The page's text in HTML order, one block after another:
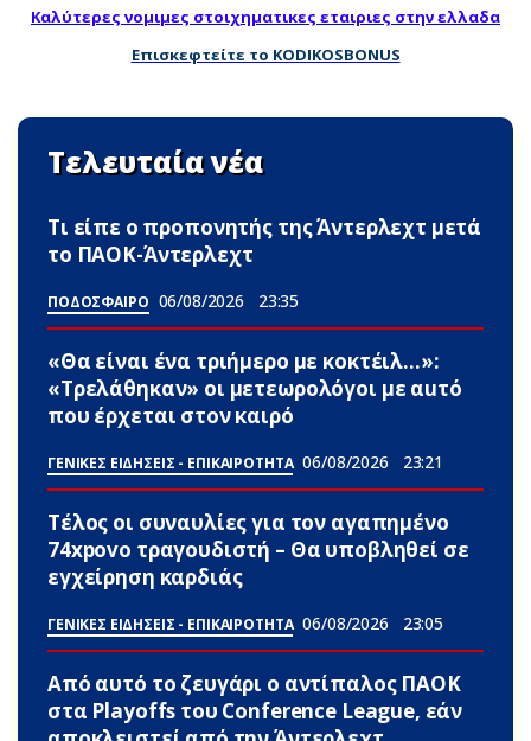
Καλύτερες νομιμες στοιχηματικες εταιριες στην ελλαδα
Επισκεφτείτε το KODIKOSBONUS
Τελευταία νέα
Τι είπε ο προπονητής της Άντερλεχτ μετά
το ΠΑΟΚ-Άντερλεχτ
ΠΟΔΟΣΦΑΙΡΟ 06/08/2026 23:35
«Θα είναι ένα τριήμερο με κοκτέιλ…»:
«Τρελάθηκαν» οι μετεωρολόγοι με αuτό
που έρχεται στον καιρό
ΓΕΝΙΚΕΣ ΕΙΔΗΣΕΙΣ - ΕΠΙΚΑΙΡΟΤΗΤΑ 06/08/2026 23:21
Τέλος οι συναυλίες για τον αγαπημένο
74xpovo τραγουδιστή – Θα υποβληθεί σε
εγχείρηση καρδιάς
ΓΕΝΙΚΕΣ ΕΙΔΗΣΕΙΣ - ΕΠΙΚΑΙΡΟΤΗΤΑ 06/08/2026 23:05
Από αυτό το ζευγάρι ο αντίπαλος ΠΑΟΚ
στα Playoffs του Conference League, εάν